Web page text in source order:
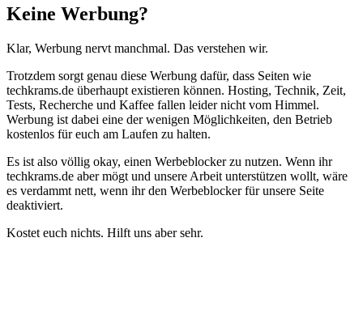
Schließen
Keine Werbung?
Klar, Werbung nervt manchmal. Das verstehen wir.
Trotzdem sorgt genau diese Werbung dafür, dass Seiten wie
techkrams.de überhaupt existieren können. Hosting, Technik, Zeit,
Tests, Recherche und Kaffee fallen leider nicht vom Himmel.
Werbung ist dabei eine der wenigen Möglichkeiten, den Betrieb
kostenlos für euch am Laufen zu halten.
Es ist also völlig okay, einen Werbeblocker zu nutzen. Wenn ihr
techkrams.de aber mögt und unsere Arbeit unterstützen wollt, wäre
es verdammt nett, wenn ihr den Werbeblocker für unsere Seite
deaktiviert.
Kostet euch nichts. Hilft uns aber sehr.